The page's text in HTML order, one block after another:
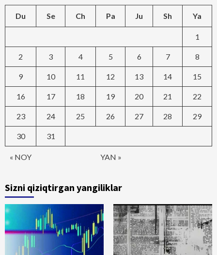
Du Se Ch Pa Ju Sh Ya
« NOY YAN »
1
2 3 4 5 6 7 8
9 10 11 12 13 14 15
16 17 18 19 20 21 22
23 24 25 26 27 28 29
30 31
Sizni qiziqtirgan yangiliklar